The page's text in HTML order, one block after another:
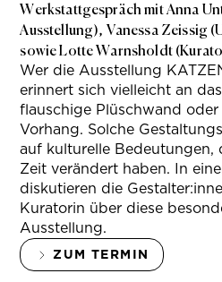
Werkstattgespräch mit Anna
Ausstellung), Vanessa Zeissig
sowie Lotte Warnsholdt
Wer die Ausstellung
erinnert sich vielleicht an
flauschige Plüschwand
Vorhang. Solche
auf kulturelle Bedeutungen,
Zeit verändert haben. In
diskutieren die
Kuratorin über diese
Ausstellung.
ZUM TERMIN